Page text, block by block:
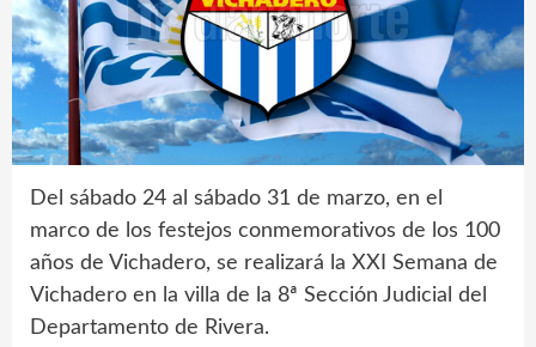
Del sábado 24 al sábado 31 de marzo, en el
marco de los festejos conmemorativos de los 100
años de Vichadero, se realizará la XXI Semana de
Vichadero en la villa de la 8ª Sección Judicial del
Departamento de Rivera.